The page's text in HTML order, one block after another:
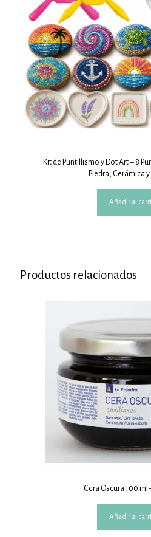
Kit de Puntillismo y Dot Art – 8
Piedra, Cerámica
Añadir al
Productos relacionados
Cera Oscura 100 ml
Añadir al